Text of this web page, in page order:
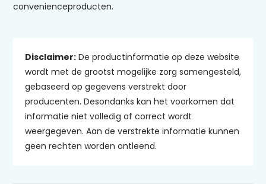
convenienceproducten.
Disclaimer:De productinformatie op deze website
wordt met de grootst mogelijke zorg samengesteld,
gebaseerd op gegevens verstrekt door
producenten. Desondanks kan het voorkomen dat
informatie niet volledig of correct wordt
weergegeven. Aan de verstrekte informatie kunnen
geen rechten worden ontleend.